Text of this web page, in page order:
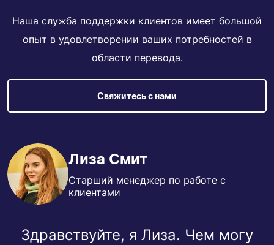
Наша служба поддержки клиентов имеет большой
опыт в удовлетворении ваших потребностей в
области перевода.
Свяжитесь с нами
Лиза Смит
Старший менеджер по работе с
клиентами
Здравствуйте, я Лиза. Чем могу